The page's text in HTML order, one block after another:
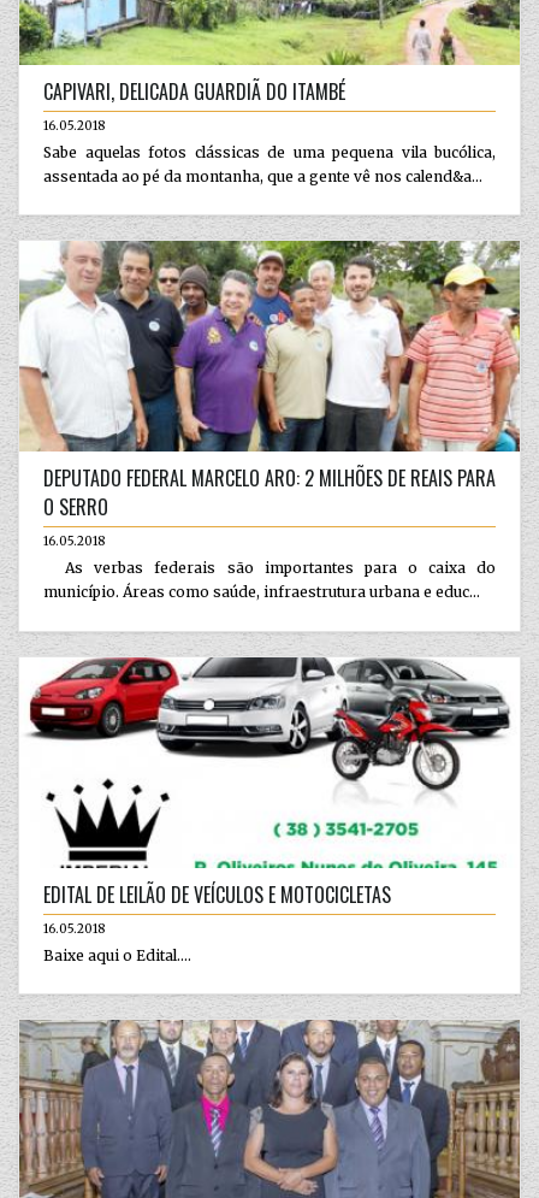
CAPIVARI, DELICADA GUARDIÃ DO ITAMBÉ
16.05.2018
Sabe aquelas fotos clássicas de uma pequena vila bucólica,
assentada ao pé da montanha, que a gente vê nos calend&a...
DEPUTADO FEDERAL MARCELO ARO: 2 MILHÕES DE REAIS PARA
O SERRO
16.05.2018
As verbas federais são importantes para o caixa do
município. Áreas como saúde, infraestrutura urbana e educ...
EDITAL DE LEILÃO DE VEÍCULOS E MOTOCICLETAS
16.05.2018
Baixe aqui o Edital....